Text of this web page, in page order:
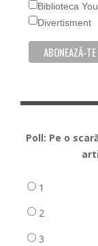
Biblioteca
Divertisment
Poll: Pe o
1
2
3